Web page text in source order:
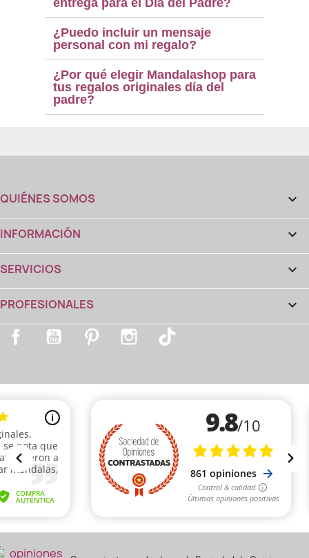
¿Puedo incluir un mensaje
personal con mi regalo?
¿Por qué elegir Mandalashop para
tus regalos originales día del
padre?
QUIÉNES SOMOS 
INFORMACIÓN 
SERVICIOS 
PROFESIONALES 
Facebook YouTube Pinterest Instagram